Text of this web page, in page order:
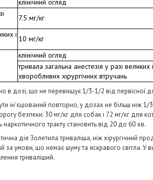
клінічний огляд
7.5 мг/кг
і 10 мг/кг
клінічний огляд
тривала загальна анестезія у разі великих і
хворобливих хірургічних втручань
в дозі, що не перевищує 1/3-1/2 від первісної
ін'єціований повторно, у дозах не більш ніж
безпеки: 30 мг/кг для собак і 72 мг/кг для
тракту становить від 20 до 60 хв.
дія Золетила триваліша, ніж хірургічний
за умови, що немає шуму та яскравого світла.
триваліший.